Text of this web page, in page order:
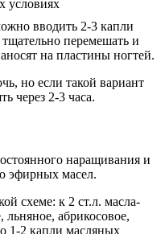
вводить 2-3 капли
перемешать и
на пластины ногтей.
но если такой вариант
через 2-3 часа.
наращивания и
эфирных масел.
схеме: к 2 ст.л. масла-
абрикосовое,
1-2 капли масляных